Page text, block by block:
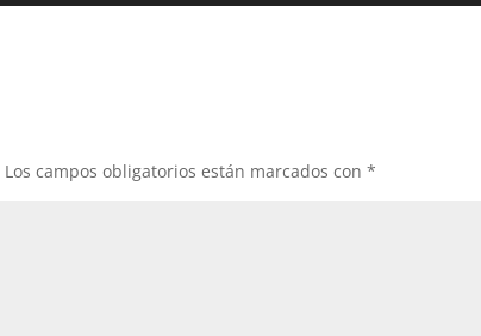
Los campos obligatorios están marcados con*